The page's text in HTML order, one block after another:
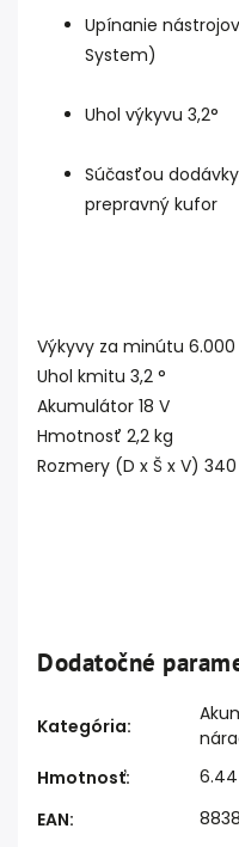
Upínanie
System)
Uhol výkyvu 3,2°
Súčasťou
prepravný kufor
Výkyvy za minútu
Uhol kmitu 3,2 °
Akumulátor 18 V
Hmotnosť 2,2 kg
Rozmery (D x Š x V)
Dodatočné
Kategória:
Hmotnosť:
EAN: